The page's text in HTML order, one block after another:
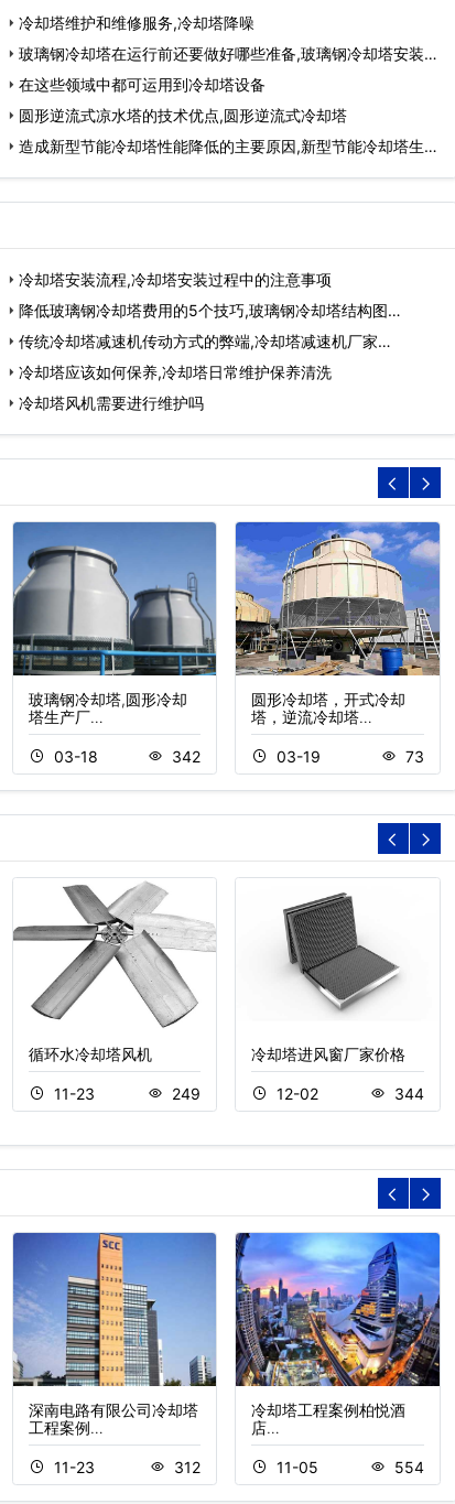
冷却塔维护和维修服务,冷却塔降噪
玻璃钢冷却塔在运行前还要做好哪些准备,玻璃钢冷却塔安装施
工方案…
在这些领域中都可运用到冷却塔设备
圆形逆流式凉水塔的技术优点,圆形逆流式冷却塔
造成新型节能冷却塔性能降低的主要原因,新型节能冷却塔生产
厂家…
冷却塔安装流程,冷却塔安装过程中的注意事项
降低玻璃钢冷却塔费用的5个技巧,玻璃钢冷却塔结构图…
传统冷却塔减速机传动方式的弊端,冷却塔减速机厂家…
冷却塔应该如何保养,冷却塔日常维护保养清洗
冷却塔风机需要进行维护吗
玻璃钢冷却塔,圆形冷却
塔生产厂…
03-18 342
圆形冷却塔，开式冷却
塔，逆流冷却塔…
03-19 73
循环水冷却塔风机
11-23 249
冷却塔进风窗厂家价格
12-02 344
深南电路有限公司冷却塔
工程案例…
11-23 312
冷却塔工程案例柏悦酒
店…
11-05 554